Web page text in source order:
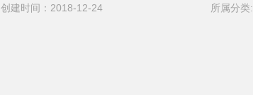
创建时间：2018-12-24 所属分类: